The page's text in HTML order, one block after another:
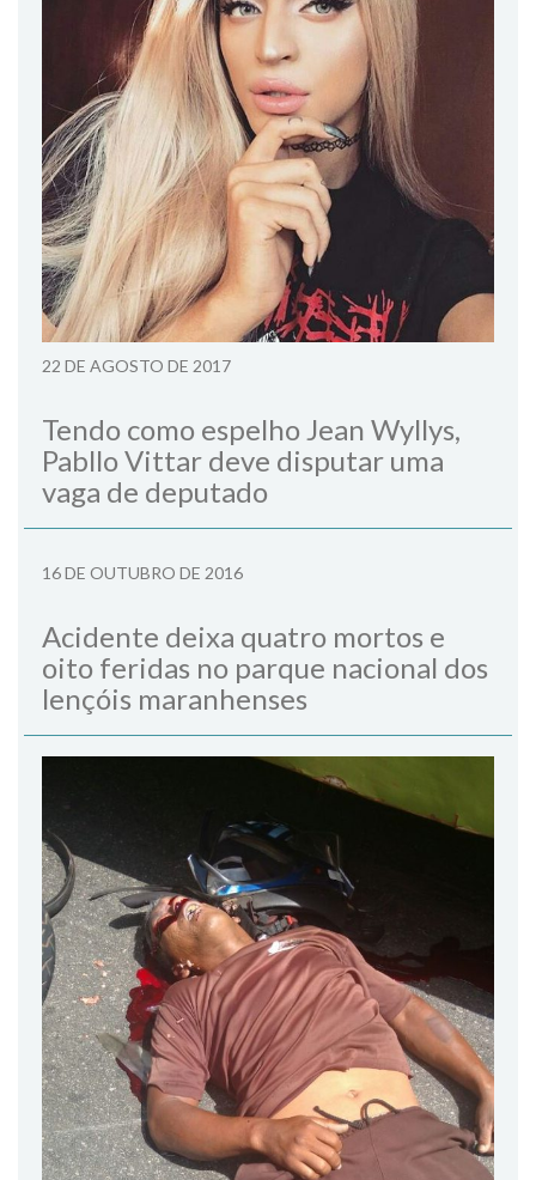
22 DE AGOSTO DE 2017
Tendo como espelho Jean Wyllys,
Pabllo Vittar deve disputar uma
vaga de deputado
16 DE OUTUBRO DE 2016
Acidente deixa quatro mortos e
oito feridas no parque nacional dos
lençóis maranhenses